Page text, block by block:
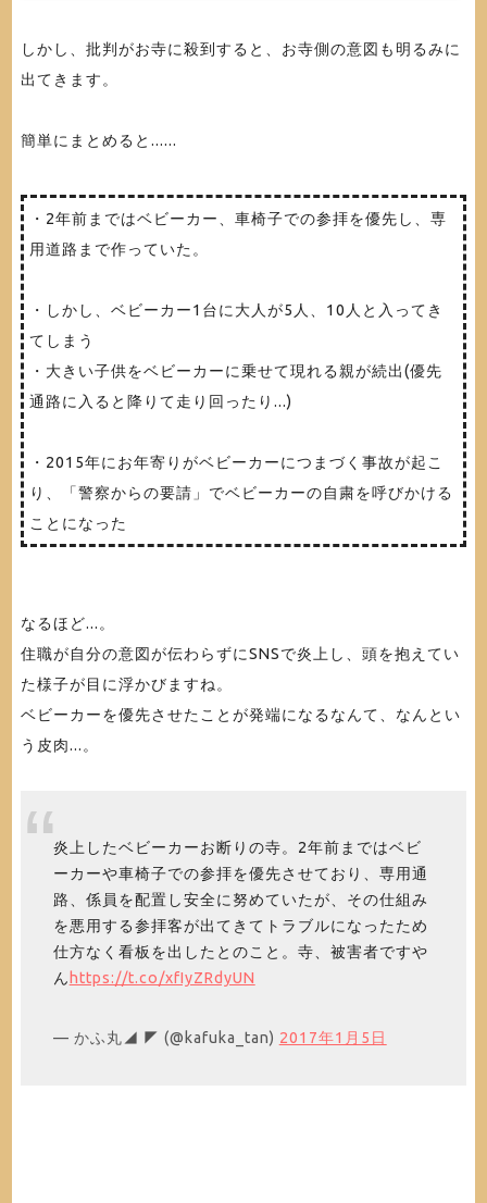
しかし、批判がお寺に殺到すると、お寺側の意図も明るみに
出てきます。
簡単にまとめると......
・2年前まではベビーカー、車椅子での参拝を優先し、専
用道路まで作っていた。
・しかし、ベビーカー1台に大人が5人、10人と入ってき
てしまう
・大きい子供をベビーカーに乗せて現れる親が続出(優先
通路に入ると降りて走り回ったり...)
・2015年にお年寄りがベビーカーにつまづく事故が起こ
り、「警察からの要請」でベビーカーの自粛を呼びかける
ことになった
なるほど...。
住職が自分の意図が伝わらずにSNSで炎上し、頭を抱えてい
た様子が目に浮かびますね。
ベビーカーを優先させたことが発端になるなんて、なんとい
う皮肉...。
炎上したベビーカーお断りの寺。2年前まではベビ
ーカーや車椅子での参拝を優先させており、専用通
路、係員を配置し安全に努めていたが、その仕組み
を悪用する参拝客が出てきてトラブルになったため
仕方なく看板を出したとのこと。寺、被害者ですや
ん https://t.co/xfIyZRdyUN
— かふ丸◢ ◤ (@kafuka_tan) 2017年1月5日